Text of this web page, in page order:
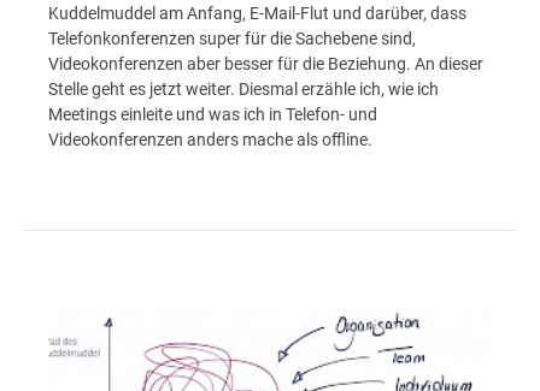
Kuddelmuddel am Anfang, E-Mail-Flut und darüber, dass
Telefonkonferenzen super für die Sachebene sind,
Videokonferenzen aber besser für die Beziehung. An dieser
Stelle geht es jetzt weiter. Diesmal erzähle ich, wie ich
Meetings einleite und was ich in Telefon- und
Videokonferenzen anders mache als offline.